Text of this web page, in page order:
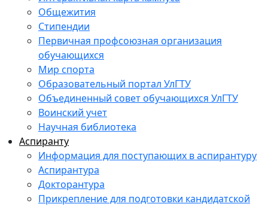
Общежития
Стипендии
Первичная профсоюзная организация
обучающихся
Мир спорта
Образовательный портал УлГТУ
Объединенный совет обучающихся УлГТУ
Воинский учет
Научная библиотека
Аспиранту
Информация для поступающих в аспирантуру
Аспирантура
Докторантура
Прикрепление для подготовки кандидатской